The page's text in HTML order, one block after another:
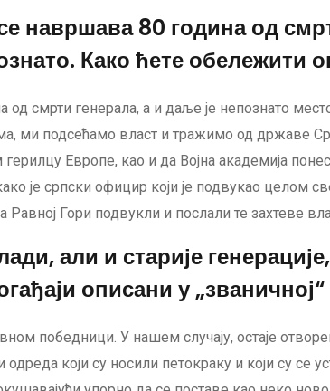
навршава 80 година од
Како ћете обележити
од смрти генерала, а и даље је непознато
ми подсећамо власт и тражимо од државе
Европе, као и да Војна академија
је српски официр који је подвукао целом
Гори подвукли и послали те захтеве
али и старије
описани у
победници. У нашем случају, остаје
који су носили петокраку и који су се